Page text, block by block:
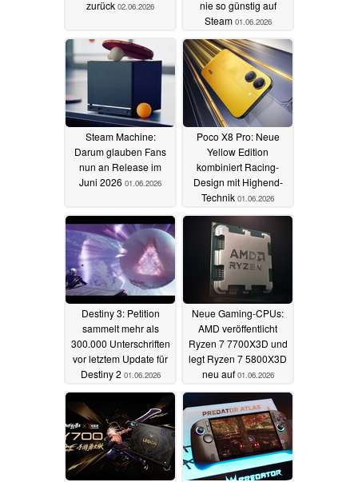
zurück 02.06.2026
nie so günstig auf
Steam 01.06.2026
Steam Machine:
Darum glauben Fans
nun an Release im
Juni 2026 01.06.2026
Poco X8 Pro: Neue
Yellow Edition
kombiniert Racing-
Design mit Highend-
Technik 01.06.2026
Destiny 3: Petition
sammelt mehr als
300.000 Unterschriften
vor letztem Update für
Destiny 2 01.06.2026
Neue Gaming-CPUs:
AMD veröffentlicht
Ryzen 7 7700X3D und
legt Ryzen 7 5800X3D
neu auf 01.06.2026